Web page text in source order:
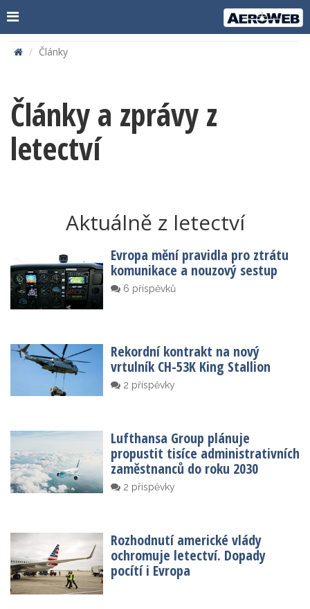
Články
Články a zprávy z
letectví
Aktuálně z letectví
Evropa mění pravidla pro ztrátu
komunikace a nouzový sestup
6 příspěvků
Rekordní kontrakt na nový
vrtulník CH-53K King Stallion
2 příspěvky
Lufthansa Group plánuje
propustit tisíce administrativních
zaměstnanců do roku 2030
2 příspěvky
Rozhodnutí americké vlády
ochromuje letectví. Dopady
pocítí i Evropa